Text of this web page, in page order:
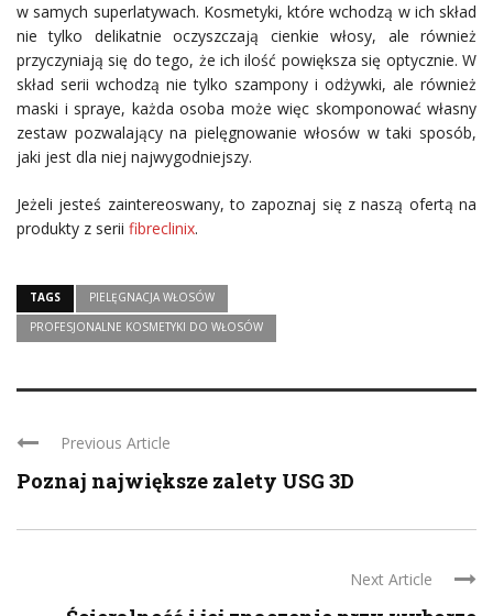
w samych superlatywach. Kosmetyki, które wchodzą w ich skład
nie tylko delikatnie oczyszczają cienkie włosy, ale również
przyczyniają się do tego, że ich ilość powiększa się optycznie. W
skład serii wchodzą nie tylko szampony i odżywki, ale również
maski i spraye, każda osoba może więc skomponować własny
zestaw pozwalający na pielęgnowanie włosów w taki sposób,
jaki jest dla niej najwygodniejszy.
Jeżeli jesteś zaintereoswany, to zapoznaj się z naszą ofertą na
produkty z serii fibreclinix.
TAGS
PIELĘGNACJA WŁOSÓW
PROFESJONALNE KOSMETYKI DO WŁOSÓW
Previous Article
Poznaj największe zalety USG 3D
Next Article